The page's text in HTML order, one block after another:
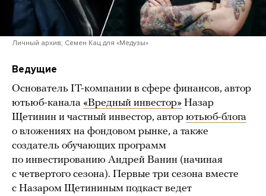
Личный архив; Семен Кац для «Медузы»
Ведущие
Основатель IT-компании в сфере финансов, автор
ютьюб-канала «Вредный инвестор» Назар
Щетинин и частный инвестор, автор ютьюб-блога
о вложениях на фондовом рынке, а также
создатель обучающих программ
по инвестированию Андрей Ванин (начиная
с четвертого сезона). Первые три сезона вместе
с Назаром Щетининым подкаст ведет